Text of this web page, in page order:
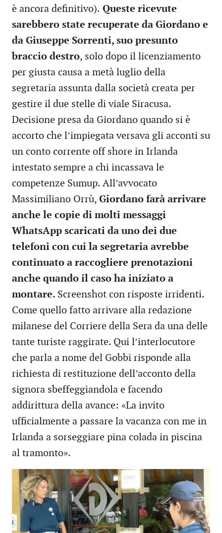
è ancora definitivo). Queste ricevute
sarebbero state recuperate da Giordano e
da Giuseppe Sorrenti, suo presunto
braccio destro, solo dopo il licenziamento
per giusta causa a metà luglio della
segretaria assunta dalla società creata per
gestire il due stelle di viale Siracusa.
Decisione presa da Giordano quando si è
accorto che l’impiegata versava gli acconti su
un conto corrente off shore in Irlanda
intestato sempre a chi incassava le
competenze Sumup. All’avvocato
Massimiliano Orrù, Giordano farà arrivare
anche le copie di molti messaggi
WhatsApp scaricati da uno dei due
telefoni con cui la segretaria avrebbe
continuato a raccogliere prenotazioni
anche quando il caso ha iniziato a
montare. Screenshot con risposte irridenti.
Come quello fatto arrivare alla redazione
milanese del Corriere della Sera da una delle
tante turiste raggirate. Qui l’interlocutore
che parla a nome del Gobbi risponde alla
richiesta di restituzione dell’acconto della
signora sbeffeggiandola e facendo
addirittura della avance: «La invito
ufficialmente a passare la vacanza con me in
Irlanda a sorseggiare pina colada in piscina
al tramonto».